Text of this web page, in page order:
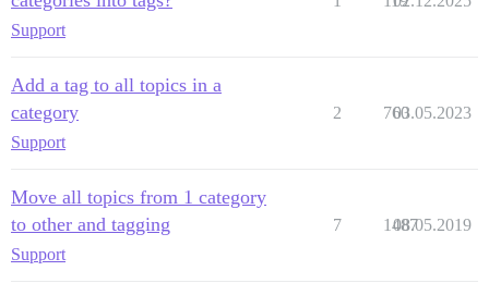
Support
Add a tag to all topics in a
category
Support
2 760
03.05.2023
Move all topics from 1 category
to other and tagging
Support
7 1487
08.05.2019